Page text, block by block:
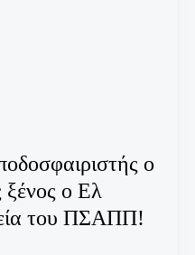
ο
ξένος ο Ελ
του ΠΣΑΠΠ!